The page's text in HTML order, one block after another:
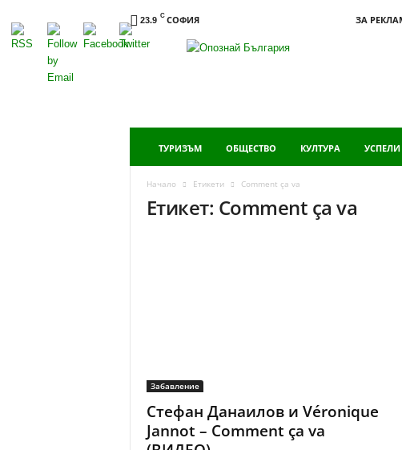
23.9 C СОФИЯ ЗА
Опознай
ТУРИЗЪМ ОБЩЕСТВО КУЛТУРА
Начало Етикети Comment ça va
Етикет: Comment ça va
Забавление
Стефан Данаилов и Véronique
Jannot – Comment ça va